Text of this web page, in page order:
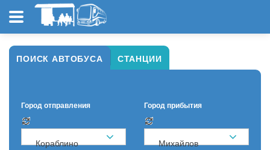
ПОИСК АВТОБУСА СТАНЦИИ
Город отправления
Кораблино
Город прибытия
Михайлов